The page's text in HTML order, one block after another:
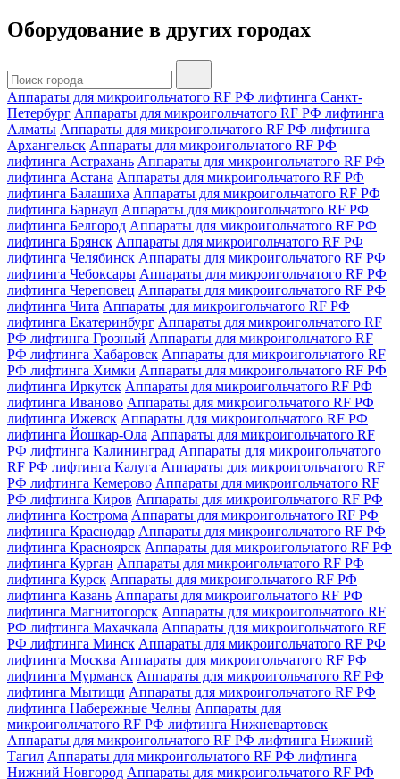
Оборудование в других городах
Аппараты для микроигольчатого RF РФ лифтинга Санкт-
Петербург Аппараты для микроигольчатого RF РФ лифтинга
Алматы Аппараты для микроигольчатого RF РФ лифтинга
Архангельск Аппараты для микроигольчатого RF РФ
лифтинга Астрахань Аппараты для микроигольчатого RF РФ
лифтинга Астана Аппараты для микроигольчатого RF РФ
лифтинга Балашиха Аппараты для микроигольчатого RF РФ
лифтинга Барнаул Аппараты для микроигольчатого RF РФ
лифтинга Белгород Аппараты для микроигольчатого RF РФ
лифтинга Брянск Аппараты для микроигольчатого RF РФ
лифтинга Челябинск Аппараты для микроигольчатого RF РФ
лифтинга Чебоксары Аппараты для микроигольчатого RF РФ
лифтинга Череповец Аппараты для микроигольчатого RF РФ
лифтинга Чита Аппараты для микроигольчатого RF РФ
лифтинга Екатеринбург Аппараты для микроигольчатого RF
РФ лифтинга Грозный Аппараты для микроигольчатого RF
РФ лифтинга Хабаровск Аппараты для микроигольчатого RF
РФ лифтинга Химки Аппараты для микроигольчатого RF РФ
лифтинга Иркутск Аппараты для микроигольчатого RF РФ
лифтинга Иваново Аппараты для микроигольчатого RF РФ
лифтинга Ижевск Аппараты для микроигольчатого RF РФ
лифтинга Йошкар-Ола Аппараты для микроигольчатого RF
РФ лифтинга Калининград Аппараты для микроигольчатого
RF РФ лифтинга Калуга Аппараты для микроигольчатого RF
РФ лифтинга Кемерово Аппараты для микроигольчатого RF
РФ лифтинга Киров Аппараты для микроигольчатого RF РФ
лифтинга Кострома Аппараты для микроигольчатого RF РФ
лифтинга Краснодар Аппараты для микроигольчатого RF РФ
лифтинга Красноярск Аппараты для микроигольчатого RF РФ
лифтинга Курган Аппараты для микроигольчатого RF РФ
лифтинга Курск Аппараты для микроигольчатого RF РФ
лифтинга Казань Аппараты для микроигольчатого RF РФ
лифтинга Магнитогорск Аппараты для микроигольчатого RF
РФ лифтинга Махачкала Аппараты для микроигольчатого RF
РФ лифтинга Минск Аппараты для микроигольчатого RF РФ
лифтинга Москва Аппараты для микроигольчатого RF РФ
лифтинга Мурманск Аппараты для микроигольчатого RF РФ
лифтинга Мытищи Аппараты для микроигольчатого RF РФ
лифтинга Набережные Челны Аппараты для
микроигольчатого RF РФ лифтинга Нижневартовск
Аппараты для микроигольчатого RF РФ лифтинга Нижний
Тагил Аппараты для микроигольчатого RF РФ лифтинга
Нижний Новгород Аппараты для микроигольчатого RF РФ